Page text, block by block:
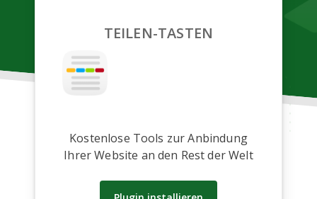
TEILEN-TASTEN
Kostenlose Tools zur Anbindung
Ihrer Website an den Rest der Welt